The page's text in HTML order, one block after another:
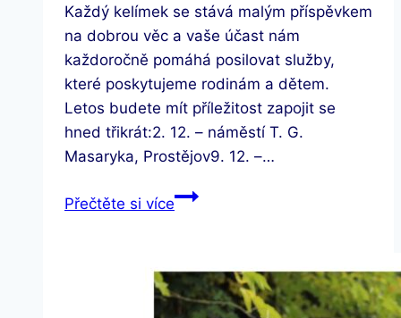
Každý kelímek se stává malým příspěvkem
na dobrou věc a vaše účast nám
každoročně pomáhá posilovat služby,
které poskytujeme rodinám a dětem.
Letos budete mít příležitost zapojit se
hned třikrát:2. 12. – náměstí T. G.
Masaryka, Prostějov9. 12. –…
Přečtěte si vícePunčování
Autistům
Naproti